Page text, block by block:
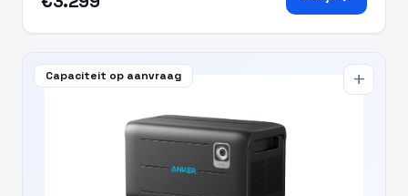
Capaciteit op aanvraag add